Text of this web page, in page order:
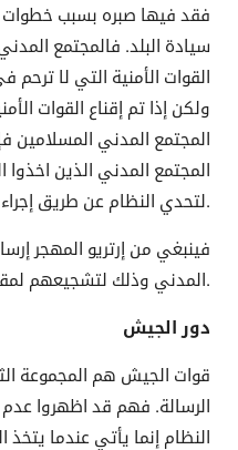
فقد فيها صبره بسبب
سيادة البلد. فالمجتمع
القوات الأمنية التي لا
ولكن إذا تم إقناع القوات
المجتمع المدني المسلامين
المجتمع المدني الذين اخذوا
لتحدي النظام عن طريق إجراء مظاهرات سلمية.
فينبغي من إرتريو المهجر
المدني وذلك لتشجيعهم لمقاومة النظام.
دور الجيش
قوات الجيش هم المجموعة
الرسالة. فهم قد اظهروا عدم
النظام إنما يأتي عندما